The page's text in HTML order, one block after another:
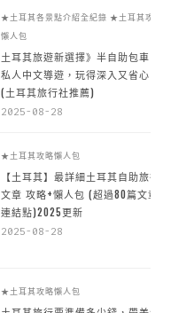
★土耳其各景點介紹全紀錄 ★土耳其攻略
懶人包
土耳其旅遊新選擇》半自助包車 +
私人中文導遊，玩得深入又省心
(土耳其旅行社推薦)
2025-08-28
★土耳其攻略懶人包
【土耳其】最詳細土耳其自助旅行
文章 攻略+懶人包 (超過80篇文章~
連結點)2025更新
2025-08-28
★土耳其攻略懶人包